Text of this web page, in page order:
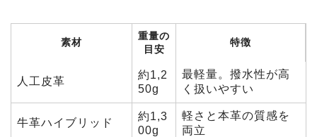
素材
重量の
目安
特徴
人工皮革
約1,2
50g
最軽量。撥水性が高
く扱いやすい
牛革ハイブリッド
約1,3
00g
軽さと本革の質感を
両立